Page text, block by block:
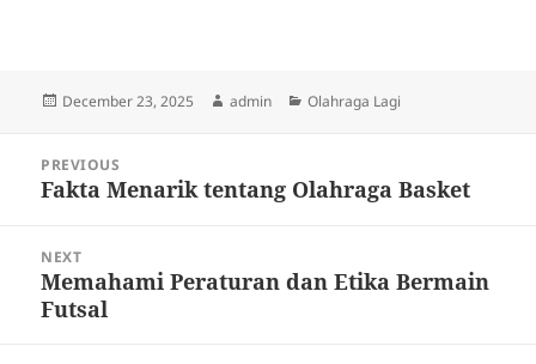
Posted
December 23, 2025 Author
admin Categories
Olahraga Lagi
navigation
PREVIOUS
Previous
Fakta Menarik tentang Olahraga Basket
NEXT
Next
post:
Memahami Peraturan dan Etika Bermain
Futsal